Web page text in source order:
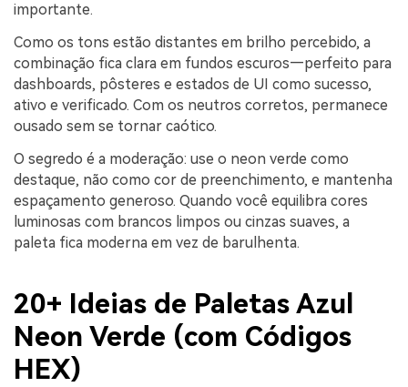
importante.
Como os tons estão distantes em brilho percebido, a
combinação fica clara em fundos escuros—perfeito para
dashboards, pôsteres e estados de UI como sucesso,
ativo e verificado. Com os neutros corretos, permanece
ousado sem se tornar caótico.
O segredo é a moderação: use o neon verde como
destaque, não como cor de preenchimento, e mantenha
espaçamento generoso. Quando você equilibra cores
luminosas com brancos limpos ou cinzas suaves, a
paleta fica moderna em vez de barulhenta.
20+ Ideias de Paletas Azul
Neon Verde (com Códigos
HEX)